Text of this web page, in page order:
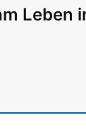
Leben